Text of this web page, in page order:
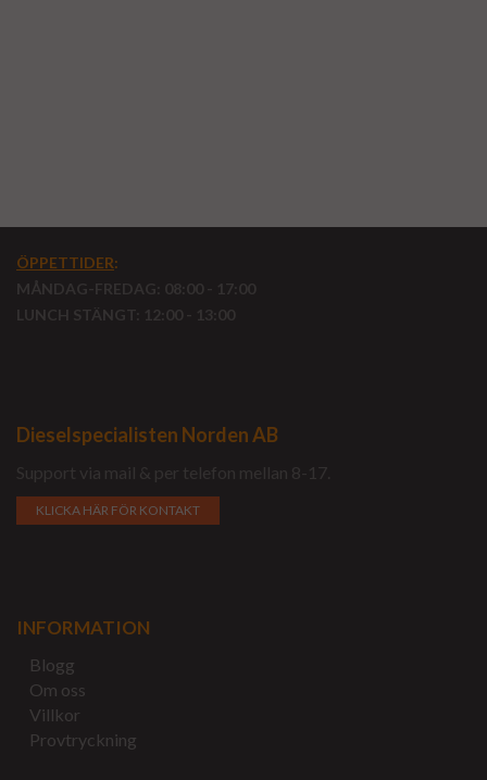
ÖPPETTIDER:
MÅNDAG-FREDAG: 08:00 - 17:00
LUNCH STÄNGT: 12:00 - 13:00
Dieselspecialisten Norden AB
Support via mail & per telefon mellan 8-17.
KLICKA HÄR FÖR KONTAKT
INFORMATION
Blogg
Om oss
Villkor
Provtryckning